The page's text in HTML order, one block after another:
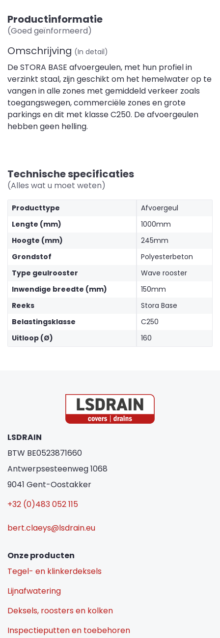
Productinformatie
(Goed geïnformeerd)
Omschrijving (In detail)
De STORA BASE afvoergeulen, met hun profiel in
verzinkt staal, zijn geschikt om het hemelwater op te
vangen in alle zones met gemiddeld verkeer zoals
toegangswegen, commerciële zones en grote
parkings en dit met klasse C250. De afvoergeulen
hebben geen helling.
Technische specificaties
(Alles wat u moet weten)
Producttype
Afvoergeul
Lengte (mm)
1000mm
Hoogte (mm)
245mm
Grondstof
Polyesterbeton
Type geulrooster
Wave rooster
Inwendige breedte (mm)
150mm
Reeks
Stora Base
Belastingsklasse
C250
Uitloop (Ø)
160
LSDRAIN
BTW BE0523871660
Antwerpsesteenweg 1068
9041 Gent-Oostakker
+32 (0)483 052 115
bert.claeys@lsdrain.eu
Onze producten
Tegel- en klinkerdeksels
Lijnafwatering
Deksels, roosters en kolken
Inspectieputten en toebehoren